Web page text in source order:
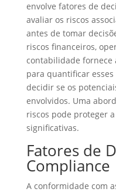
envolve fatores de
avaliar os riscos
antes de tomar
riscos financeiros,
contabilidade fornece
para quantificar
decidir se os
envolvidos. Uma
riscos pode proteger
significativas.
Fatores de
Compliance
A conformidade com